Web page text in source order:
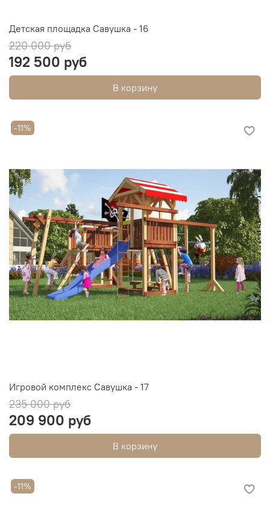
Детская площадка Савушка - 16
220 000 руб
192 500 руб
В корзину
-11%
Игровой комплекс Савушка - 17
235 000 руб
209 900 руб
В корзину
-11%